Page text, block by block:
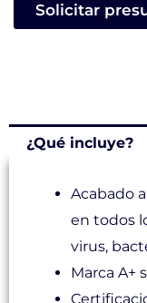
Solicitar
¿Qué incluye?
Acabado
en todos
virus,
Marca A+